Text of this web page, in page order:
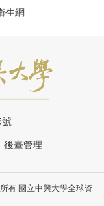
生網
後臺管理
有 國立中興大學全球資